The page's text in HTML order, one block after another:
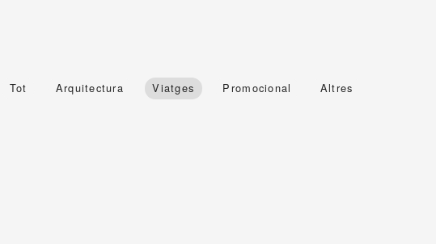
Tot Arquitectura Viatges Promocional Altres